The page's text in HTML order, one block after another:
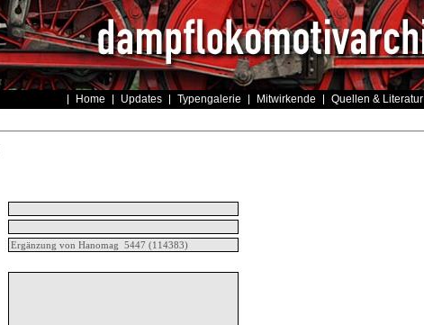
Home Updates Typengalerie Mitwirkende Quellen & Literatur